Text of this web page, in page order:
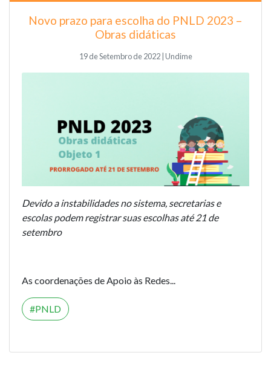
Novo prazo para escolha do PNLD 2023 –
Obras didáticas
19 de Setembro de 2022 | Undime
Devido a instabilidades no sistema, secretarias e
escolas podem registrar suas escolhas até 21 de
setembro
As coordenações de Apoio às Redes...
PNLD